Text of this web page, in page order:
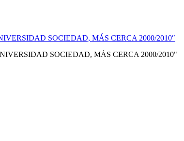
SOCIEDAD, MÁS CERCA 2000/2010″
SOCIEDAD, MÁS CERCA 2000/2010"